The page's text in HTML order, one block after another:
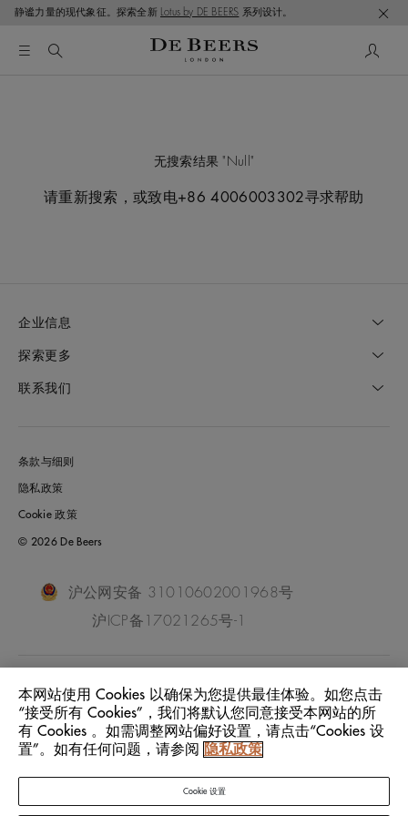
静谧力量的现代象征。探索全新 Lotus by DE BEERS 系列设计。
无搜索结果 Null
请重新搜索，或致电+86 4006003302寻求帮助
企业信息
探索更多
联系我们
条款与细则
隐私政策
Cookie 政策
© 2026 De Beers
沪公网安备 31010602001968号
沪ICP备17021265号-1
位置: China Mainland
语言: 中文
本网站使用 Cookies 以确保为您提供最佳体验。如您点击
“接受所有 Cookies”，我们将默认您同意接受本网站的所
有 Cookies 。如需调整网站偏好设置，请点击“Cookies 设
置”。如有任何问题，请参阅
隐私政策
Cookie 设置